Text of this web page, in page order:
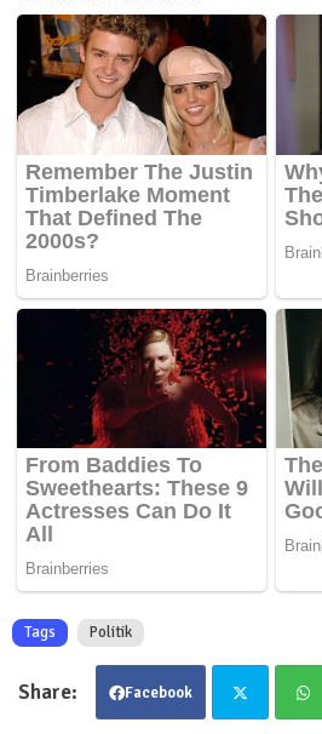
Tags Politik
Facebook